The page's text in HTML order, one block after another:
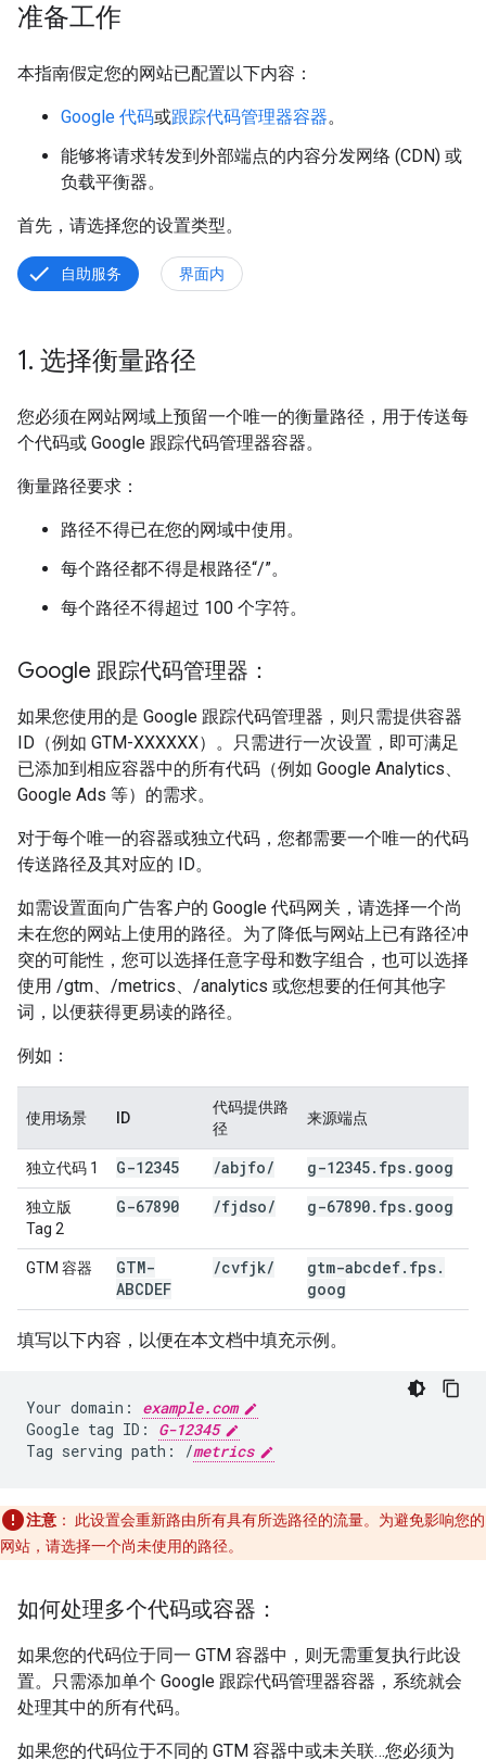
准备工作
本指南假定您的网站已配置以下内容：
Google 代码或跟踪代码管理器容器。
能够将请求转发到外部端点的内容分发网络 (CDN) 或
负载平衡器。
首先，请选择您的设置类型。
自助服务 界面内
1. 选择衡量路径
您必须在网站网域上预留一个唯一的衡量路径，用于传送每
个代码或 Google 跟踪代码管理器容器。
衡量路径要求：
路径不得已在您的网域中使用。
每个路径都不得是根路径“/”。
每个路径不得超过 100 个字符。
Google 跟踪代码管理器：
如果您使用的是 Google 跟踪代码管理器，则只需提供容器
ID（例如 GTM-XXXXXX）。只需进行一次设置，即可满足
已添加到相应容器中的所有代码（例如 Google Analytics、
Google Ads 等）的需求。
对于每个唯一的容器或独立代码，您都需要一个唯一的代码
传送路径及其对应的 ID。
如需设置面向广告客户的 Google 代码网关，请选择一个尚
未在您的网站上使用的路径。为了降低与网站上已有路径冲
突的可能性，您可以选择任意字母和数字组合，也可以选择
使用 /gtm、/metrics、/analytics 或您想要的任何其他字
词，以便获得更易读的路径。
例如：
使用场景 ID
代码提供路
径
来源端点
独立代码 1 G-12345 /abjfo/ g-12345. fps. goog
独立版
Tag 2
G-67890 /fjdso/ g-67890. fps. goog
GTM 容器
GTM-
ABCDEF
/cvfjk/ gtm-abcdef. fps.
goog
填写以下内容，以便在本文档中填充示例。
Your domain: example.com
Google tag ID: G-12345
Tag serving path: /metrics
注意 ：
此设置会重新路由所有具有所选路径的流量。为避免影响您的
网站，请选择一个尚未使用的路径。
如何处理多个代码或容器：
如果您的代码位于同一 GTM 容器中，则无需重复执行此设
置。只需添加单个 Google 跟踪代码管理器容器，系统就会
处理其中的所有代码。
如果您的代码位于不同的 GTM 容器中或未关联…您必须为